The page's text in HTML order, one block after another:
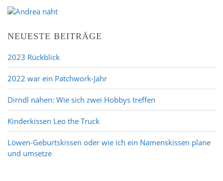
r
g
n
a
v
i
g
a
t
i
NEUESTE BEITRÄGE
2023 Rückblick
2022 war ein Patchwork-Jahr
Dirndl nähen: Wie sich zwei Hobbys treffen
Kinderkissen Leo the Truck
Löwen-Geburtskissen oder wie ich ein Namenskissen plane
und umsetze